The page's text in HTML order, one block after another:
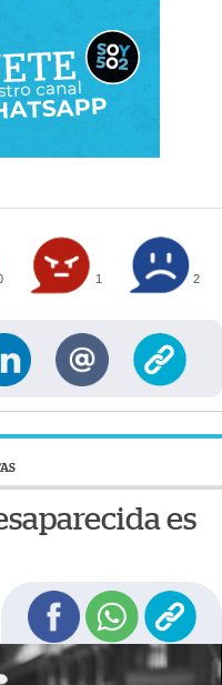
1 2
es